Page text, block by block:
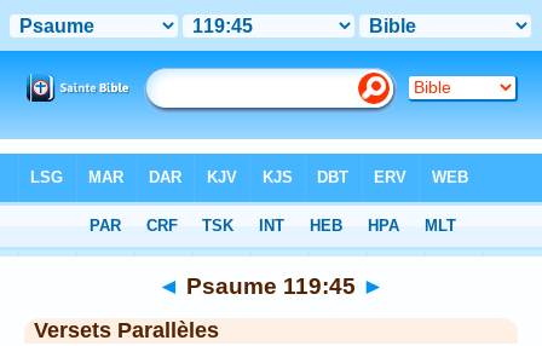
Chapitre 119 > Verset 45
◄ Psaume 119:45 ►
Versets Parallèles